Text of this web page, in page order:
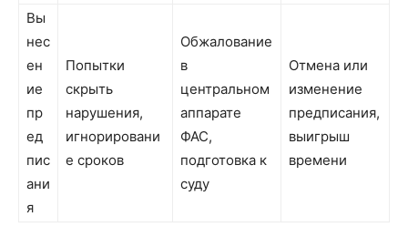
Вы
нес
ен
ие
пр
ед
пис
ани
я
Попытки
скрыть
нарушения,
игнорировани
е сроков
Обжалование
в
центральном
аппарате
ФАС,
подготовка к
суду
Отмена или
изменение
предписания,
выигрыш
времени